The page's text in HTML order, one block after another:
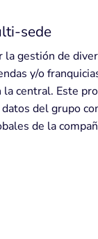
sede
gestión de
y/o
la central. Este
del grupo
de la